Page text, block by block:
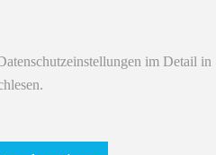
im Detail in